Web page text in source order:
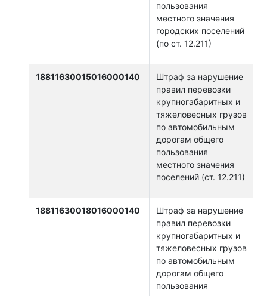
пользования
местного значения
городских поселений
(по ст. 12.211)
18811630015016000140
Штраф за нарушение
правил перевозки
крупногабаритных и
тяжеловесных грузов
по автомобильным
дорогам общего
пользования
местного значения
поселений (ст. 12.211)
18811630018016000140
Штраф за нарушение
правил перевозки
крупногабаритных и
тяжеловесных грузов
по автомобильным
дорогам общего
пользования